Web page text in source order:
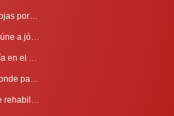
Mensaje de Mons. Juan Miguel Castro Rojas por el 69º Aniversario de Radio Sinaí
Primera Convivencia de Mujeres 2026 reúne a jóvenes en proceso de discernimiento vocacional
Mons. Mark celebró Domingo de la Alegría en el Sur
Mons. Mark visita Térraba, tierra desde donde parte la evangelización
Mons. Mark comparte con jóvenes que se rehabilitan en Comunidad Cenáculo